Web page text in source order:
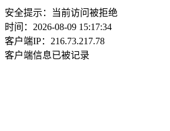
安全提示：当前访问被拒绝
时间：2026-08-09 15:17:34
客户端IP：216.73.217.78
客户端信息已被记录